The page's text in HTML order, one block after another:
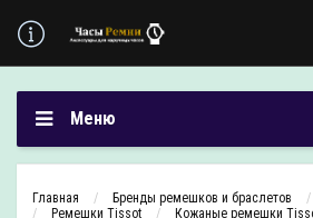
Меню
Главная Бренды ремешков и браслетов
Ремешки Tissot
Кожаные ремешки